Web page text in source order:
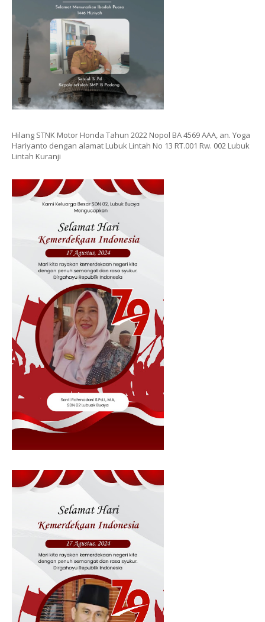
Hilang STNK Motor Honda Tahun 2022 Nopol BA 4569 AAA, an. Yoga
Hariyanto dengan alamat Lubuk Lintah No 13 RT.001 Rw. 002 Lubuk
Lintah Kuranji